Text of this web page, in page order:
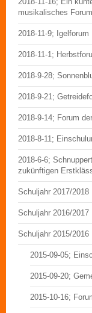
musikalisches
2018-11-9; Igelforum
2018-11-1;
2018-9-28;
2018-9-21;
2018-9-14; Forum
2018-8-11;
2018-6-6;
zukünftigen
Schuljahr 2017/2018
Schuljahr 2016/2017
Schuljahr 2015/2016
2015-09-05;
2015-09-20;
2015-10-16;